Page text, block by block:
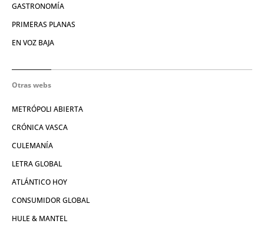
GASTRONOMÍA
PRIMERAS PLANAS
EN VOZ BAJA
Otras webs
METRÓPOLI ABIERTA
CRÓNICA VASCA
CULEMANÍA
LETRA GLOBAL
ATLÁNTICO HOY
CONSUMIDOR GLOBAL
HULE & MANTEL